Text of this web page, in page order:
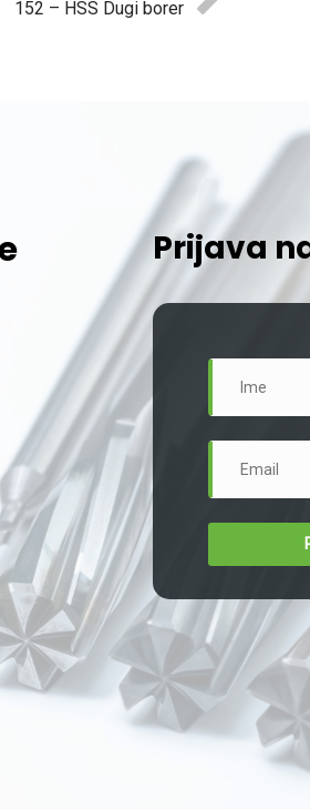
152 – HSS Dugi borer
Prijava